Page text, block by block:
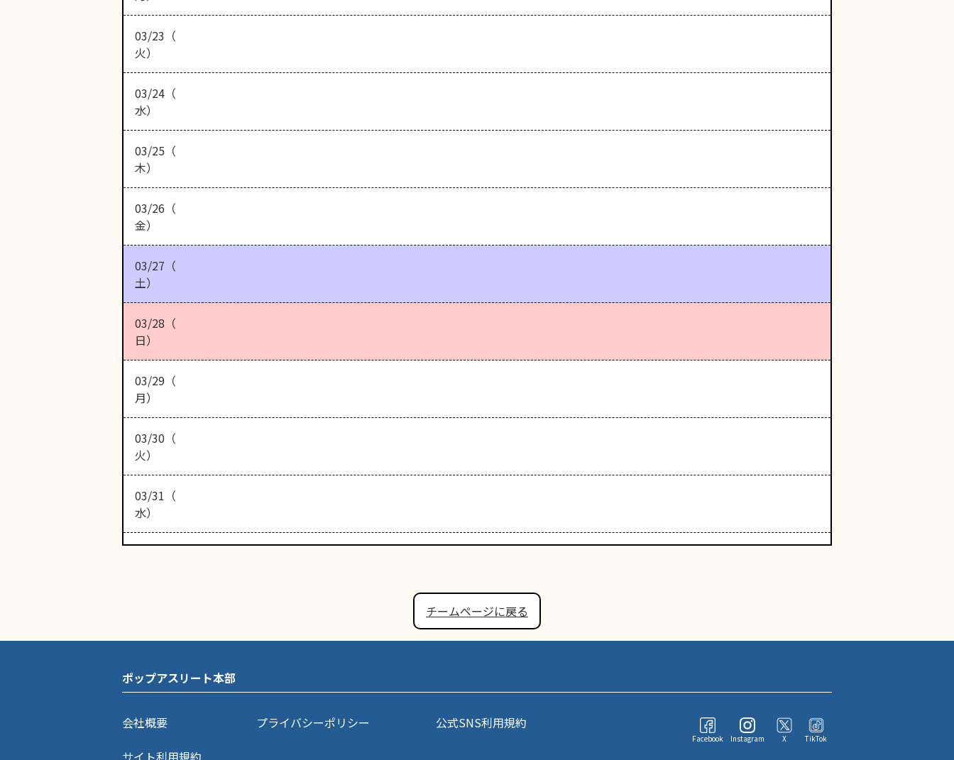
03/23（
火）
03/24（
水）
03/25（
木）
03/26（
金）
03/27（
土）
03/28（
日）
03/29（
月）
03/30（
火）
03/31（
水）
チームページに戻る
ポップアスリート本部
会社概要 プライバシーポリシー
公式SNS利用規約
サイト利用規約
Facebook Instagram X TikTok